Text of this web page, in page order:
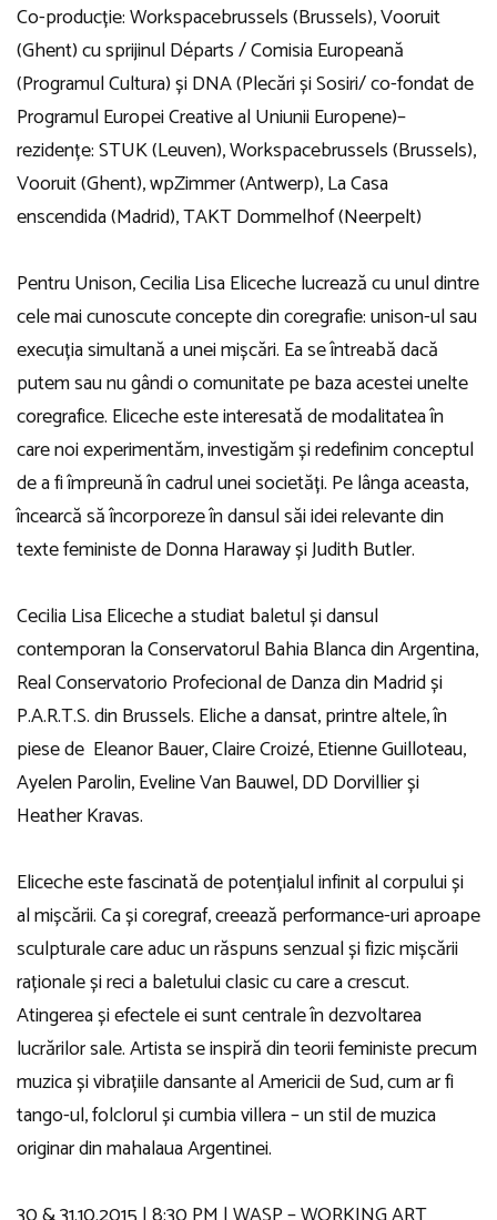
Co-producție: Workspacebrussels (Brussels), Vooruit
(Ghent) cu sprijinul Départs / Comisia Europeană
(Programul Cultura) și DNA (Plecări și Sosiri/ co-fondat de
Programul Europei Creative al Uniunii Europene)–
rezidențe: STUK (Leuven), Workspacebrussels (Brussels),
Vooruit (Ghent), wpZimmer (Antwerp), La Casa
enscendida (Madrid), TAKT Dommelhof (Neerpelt)
Pentru Unison, Cecilia Lisa Eliceche lucrează cu unul dintre
cele mai cunoscute concepte din coregrafie: unison-ul sau
execuția simultană a unei mișcări. Ea se întreabă dacă
putem sau nu gândi o comunitate pe baza acestei unelte
coregrafice. Eliceche este interesată de modalitatea în
care noi experimentăm, investigăm și redefinim conceptul
de a fi împreună în cadrul unei societăți. Pe lânga aceasta,
încearcă să încorporeze în dansul săi idei relevante din
texte feministe de Donna Haraway și Judith Butler.
Cecilia Lisa Eliceche a studiat baletul și dansul
contemporan la Conservatorul Bahia Blanca din Argentina,
Real Conservatorio Profecional de Danza din Madrid și
P.A.R.T.S. din Brussels. Eliche a dansat, printre altele, în
piese de Eleanor Bauer, Claire Croizé, Etienne Guilloteau,
Ayelen Parolin, Eveline Van Bauwel, DD Dorvillier și
Heather Kravas.
Eliceche este fascinată de potențialul infinit al corpului și
al mișcării. Ca și coregraf, creează performance-uri aproape
sculpturale care aduc un răspuns senzual și fizic mișcării
raționale și reci a baletului clasic cu care a crescut.
Atingerea și efectele ei sunt centrale în dezvoltarea
lucrărilor sale. Artista se inspiră din teorii feministe precum
muzica și vibrațiile dansante al Americii de Sud, cum ar fi
tango-ul, folclorul și cumbia villera – un stil de muzica
originar din mahalaua Argentinei.